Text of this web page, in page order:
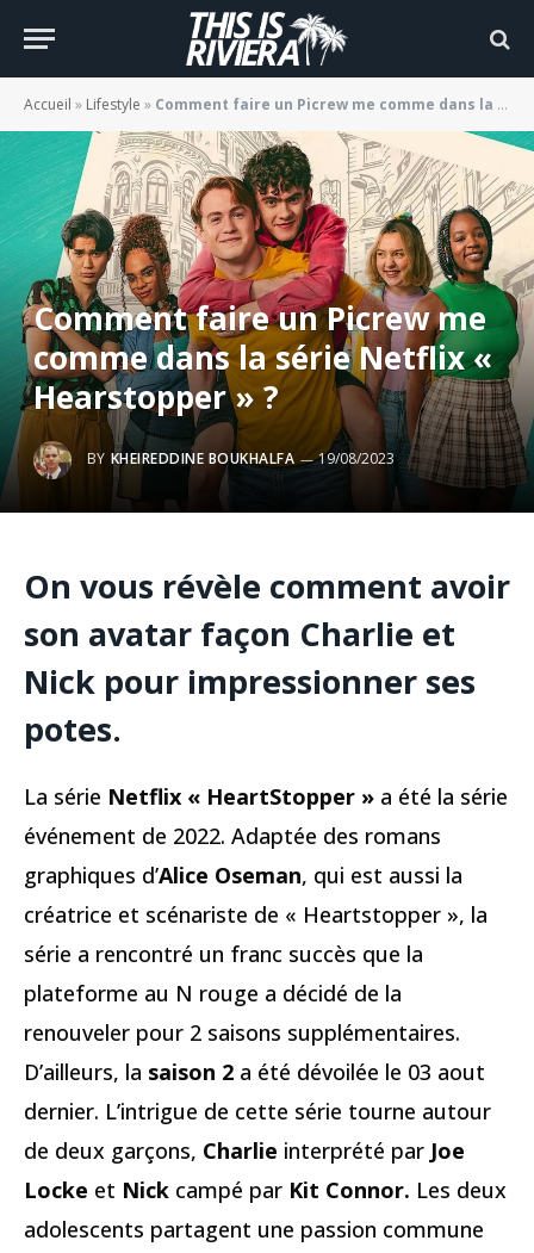
Accueil » Lifestyle » Comment faire un Picrew me comme dans la série Netflix « Hearstopper » ?
Comment faire un Picrew me
comme dans la série Netflix «
Hearstopper » ?
BY KHEIREDDINE BOUKHALFA 19/08/2023
On vous révèle comment avoir
son avatar façon Charlie et
Nick pour impressionner ses
potes.
La série Netflix « HeartStopper » a été la série
événement de 2022. Adaptée des romans
graphiques d’Alice Oseman, qui est aussi la
créatrice et scénariste de « Heartstopper », la
série a rencontré un franc succès que la
plateforme au N rouge a décidé de la
renouveler pour 2 saisons supplémentaires.
D’ailleurs, la saison 2 a été dévoilée le 03 aout
dernier. L’intrigue de cette série tourne autour
de deux garçons, Charlie interprété par Joe
Locke et Nick campé par Kit Connor. Les deux
adolescents partagent une passion commune